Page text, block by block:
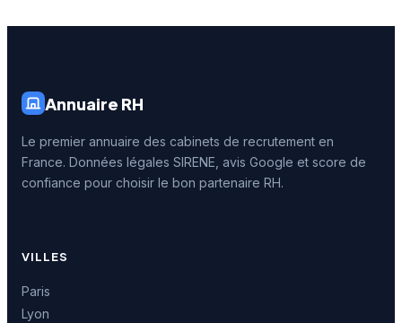
Annuaire RH
Le premier annuaire des cabinets de recrutement en
France. Données légales SIRENE, avis Google et score de
confiance pour choisir le bon partenaire RH.
VILLES
Paris
Lyon